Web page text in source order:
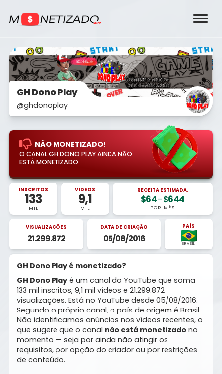
GH Dono Play
@ghdonoplay
NÃO MONETIZADO!
O CANAL GH DONO PLAY AINDA NÃO
ESTÁ MONETIZADO.
INSCRITOS
133
MIL
VÍDEOS
9,1
MIL
RECEITA ESTIMADA.
$64–$644
POR MÊS
VISUALIZAÇÕES
21.299.872
DATA DE CRIAÇÃO
05/08/2016
PAÍS
BRASIL
GH Dono Play é monetizado?
GH Dono Play é um canal do YouTube que soma
133 mil inscritos, 9,1 mil vídeos e 21.299.872
visualizações. Está no YouTube desde 05/08/2016.
Segundo o próprio canal, o país de origem é Brasil.
Não identificamos anúncios nos vídeos recentes, o
que sugere que o canal não está monetizado no
momento — seja por ainda não atingir os
requisitos, por opção do criador ou por restrições
de conteúdo.